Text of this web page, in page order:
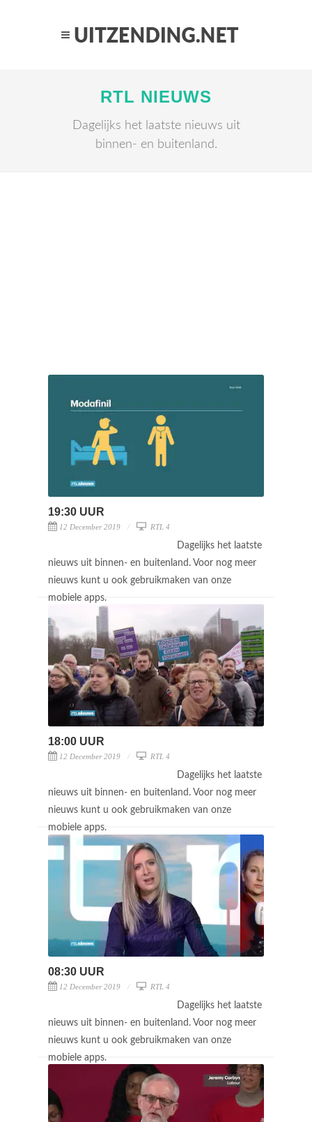
RTL NIEUWS
Dagelijks het laatste nieuws uit
binnen- en buitenland.
19:30 UUR
12 December 2019 RTL 4
Dagelijks het laatste
nieuws uit binnen- en buitenland. Voor nog meer
nieuws kunt u ook gebruikmaken van onze
mobiele apps.
18:00 UUR
12 December 2019 RTL 4
Dagelijks het laatste
nieuws uit binnen- en buitenland. Voor nog meer
nieuws kunt u ook gebruikmaken van onze
mobiele apps.
08:30 UUR
12 December 2019 RTL 4
Dagelijks het laatste
nieuws uit binnen- en buitenland. Voor nog meer
nieuws kunt u ook gebruikmaken van onze
mobiele apps.